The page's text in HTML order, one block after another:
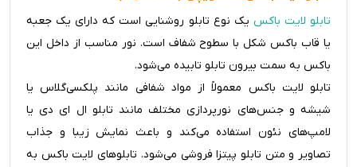
تابلو لایت باکس یک نوع تابلو روشنایی است که دارای یک جعبه
یا قاب باکس شکل با سطوح شفاف است. نور مناسب از داخل این
باکس به سمت بیرون تابلو تابیده می‌شود.
تابلو لایت باکس معمولاً از مواد شفافی مانند پلکسی‌گلاس یا
شیشه و جنس‌های نورپردازی مختلف مانند تابلو ال ای دی یا
لامپ‌های نئون استفاده می‌کند و باعث نمایش زیبا و جذاب
تصاویر و متن تابلو پیتزا فروشی می‌شود. تابلوهای لایت باکس به